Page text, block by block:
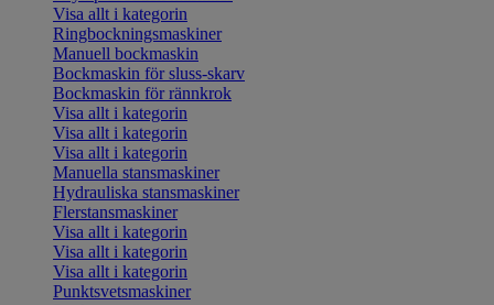
Visa allt i kategorin
Ringbockningsmaskiner
Manuell bockmaskin
Bockmaskin för sluss-skarv
Bockmaskin för rännkrok
Visa allt i kategorin
Visa allt i kategorin
Visa allt i kategorin
Manuella stansmaskiner
Hydrauliska stansmaskiner
Flerstansmaskiner
Visa allt i kategorin
Visa allt i kategorin
Visa allt i kategorin
Punktsvetsmaskiner